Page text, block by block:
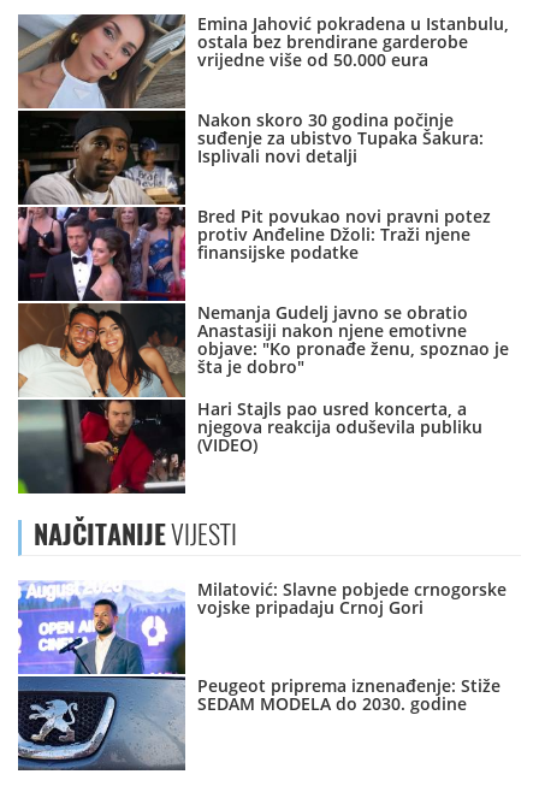
Emina Jahović pokradena u Istanbulu,
ostala bez brendirane garderobe
vrijedne više od 50.000 eura
Nakon skoro 30 godina počinje
suđenje za ubistvo Tupaka Šakura:
Isplivali novi detalji
Bred Pit povukao novi pravni potez
protiv Anđeline Džoli: Traži njene
finansijske podatke
Nemanja Gudelj javno se obratio
Anastasiji nakon njene emotivne
objave: "Ko pronađe ženu, spoznao je
šta je dobro"
Hari Stajls pao usred koncerta, a
njegova reakcija oduševila publiku
(VIDEO)
NAJČITANIJEVIJESTI
Milatović: Slavne pobjede crnogorske
vojske pripadaju Crnoj Gori
Peugeot priprema iznenađenje: Stiže
SEDAM MODELA do 2030. godine